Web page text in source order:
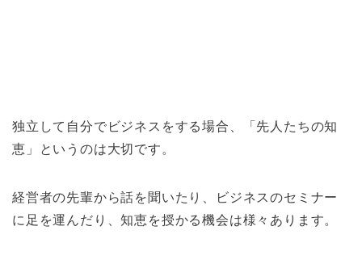
独立して自分でビジネスをする場合、「先人たちの知
恵」というのは大切です。
経営者の先輩から話を聞いたり、ビジネスのセミナー
に足を運んだり、知恵を授かる機会は様々あります。